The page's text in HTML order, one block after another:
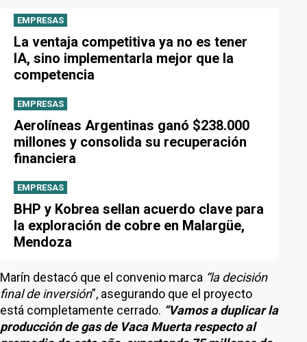
EMPRESAS
La ventaja competitiva ya no es tener
IA, sino implementarla mejor que la
competencia
EMPRESAS
Aerolíneas Argentinas ganó $238.000
millones y consolida su recuperación
financiera
EMPRESAS
BHP y Kobrea sellan acuerdo clave para
la exploración de cobre en Malargüe,
Mendoza
Marín destacó que el convenio marca “la decisión
final de inversión”, asegurando que el proyecto
está completamente cerrado. “Vamos a duplicar la
producción de gas de Vaca Muerta respecto al